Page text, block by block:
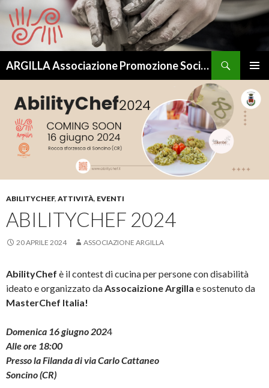
ARGILLA Associazione Promozione Sociale – APS
CONTENUTO
ABILITYCHEF, ATTIVITÀ, EVENTI
ABILITYCHEF 2024
20 APRILE 2024 ASSOCIAZIONE ARGILLA
AbilityChef è il contest di cucina per persone con disabilità
ideato e organizzato daAssocaizione Argilla e sostenuto da
MasterChef Italia!
Domenica 16 giugno 2024
Alle ore 18:00
Presso la Filanda di via Carlo Cattaneo
Soncino (CR)